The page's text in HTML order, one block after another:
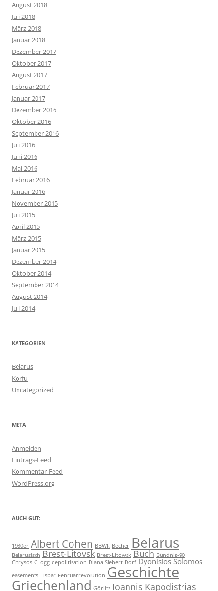
August 2018
Juli 2018
März 2018
Januar 2018
Dezember 2017
Oktober 2017
August 2017
Februar 2017
Januar 2017
Dezember 2016
Oktober 2016
September 2016
Juli 2016
Juni 2016
Mai 2016
Februar 2016
Januar 2016
November 2015
Juli 2015
April 2015
März 2015
Januar 2015
Dezember 2014
Oktober 2014
September 2014
August 2014
Juli 2014
KATEGORIEN
Belarus
Korfu
Uncategorized
META
Anmelden
Eintrags-Feed
Kommentar-Feed
WordPress.org
AUCH GUT:
1930er Albert Cohen BBWR Becher Belarus
Belarusisch Brest-Litovsk Brest-Litowsk Buch Bündnis-90
Chrysos CLogg depolitisation Diana Siebert Dorf Dyonisios Solomos
easements Eisbär Februarrevolution Geschichte
Griechenland Görlitz Ioannis Kapodistrias